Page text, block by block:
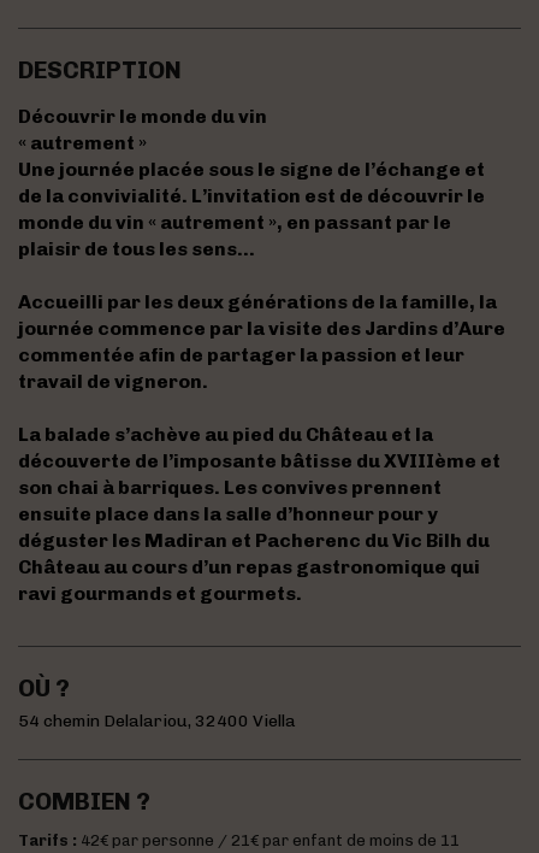
DESCRIPTION
Découvrir le monde du vin
« autrement »
Une journée placée sous le signe de l’échange et
de la convivialité. L’invitation est de découvrir le
monde du vin « autrement », en passant par le
plaisir de tous les sens…
Accueilli par les deux générations de la famille, la
journée commence par la visite des Jardins d’Aure
commentée afin de partager la passion et leur
travail de vigneron.
La balade s’achève au pied du Château et la
découverte de l’imposante bâtisse du XVIIIème et
son chai à barriques. Les convives prennent
ensuite place dans la salle d’honneur pour y
déguster les Madiran et Pacherenc du Vic Bilh du
Château au cours d’un repas gastronomique qui
ravi gourmands et gourmets.
OÙ ?
54 chemin Delalariou, 32400 Viella
COMBIEN ?
Tarifs : 42€ par personne / 21€ par enfant de moins de 11